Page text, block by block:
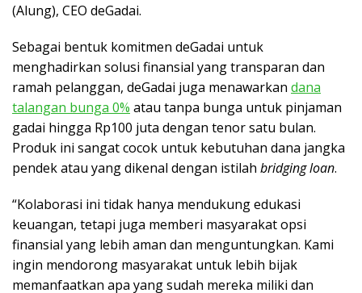
(Alung), CEO deGadai.
Sebagai bentuk komitmen deGadai untuk
menghadirkan solusi finansial yang transparan dan
ramah pelanggan, deGadai juga menawarkan dana
talangan bunga 0% atau tanpa bunga untuk pinjaman
gadai hingga Rp100 juta dengan tenor satu bulan.
Produk ini sangat cocok untuk kebutuhan dana jangka
pendek atau yang dikenal dengan istilah bridging loan.
“Kolaborasi ini tidak hanya mendukung edukasi
keuangan, tetapi juga memberi masyarakat opsi
finansial yang lebih aman dan menguntungkan. Kami
ingin mendorong masyarakat untuk lebih bijak
memanfaatkan apa yang sudah mereka miliki dan